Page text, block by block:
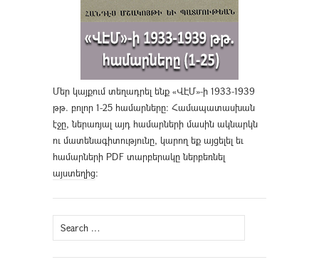
Մեր կայքում տեղադրել ենք «ՎԷՄ»-ի 1933-1939
թթ. բոլոր 1-25 համարները։ Համապատասխան
էջը, ներառյալ այդ համարների մասին ակնարկն
ու մատենագիտությունը, կարող եք այցելել եւ
համարների PDF տարբերակը ներբեռնել
այստեղից։
Search
for: